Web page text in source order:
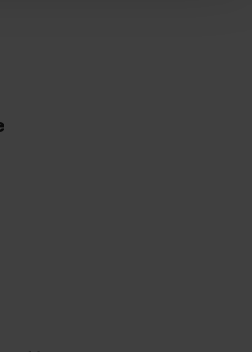
que quieras permitir en tu
ninguna utilizaremos